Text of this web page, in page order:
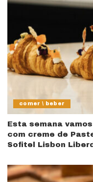
comer \ beber
Esta semana
com creme de
Sofitel Lisbon